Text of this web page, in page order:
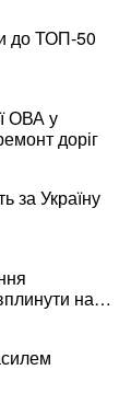
до ТОП-50
ОВА у
доріг
за Україну
на